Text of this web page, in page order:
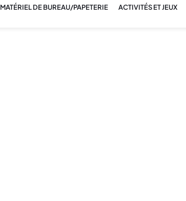
MATÉRIEL DE BUREAU/PAPETERIE ACTIVITÉS ET JEUX